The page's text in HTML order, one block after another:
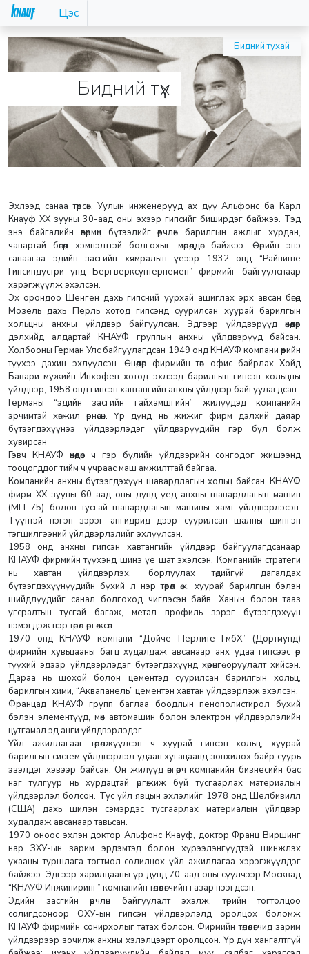
Цэс
Бидний түүх
Эхлээд санаа төрсөн. Уулын инженерууд ах дүү Альфонс ба Карл
Кнауф ХХ зууны 30-аад оны эхээр гипсийг биширдэг байжээ. Тэд
энэ байгалийн өвөрмөц бүтээлийг өөрчлөн барилгын ажлыг хурдан,
чанартай бөгөөд хэмнэлттэй болгохыг мөрөөддөг байжээ. Өөрийн энэ
санаагаа эдийн засгийн хямралын үеээр 1932 онд “Райнише
Гипсиндустри унд Бергверксунтернемен” фирмийг байгуулснаар
хэрэгжүүлж эхэлсэн.
Эх орондоо Шенген дахь гипсний уурхай ашиглах эрх авсан бөгөөд
Мозель дахь Перль хотод гипсэнд суурилсан хуурай барилгын
хольцны анхны үйлдвэр байгуулсан. Эдгээр үйлдвэрүүд өнөөдөр
дэлхийд алдартай КНАУФ группын анхны үйлдвэрүүд байсан.
Холбооны Герман Улс байгуулагдсан 1949 онд КНАУФ компани өөрийн
түүхээ дахин эхлүүлсэн. Өнөөдөр фирмийн төв офис байрлах Хойд
Бавари мужийн Ипхофен хотод эхлээд барилгын гипсэн хольцны
үйлдвэр, 1958 онд гипсэн хавтангийн анхны үйлдвэр байгуулагдсан.
Германы “эдийн засгийн гайхамшгийн” жилүүдэд компанийн
эрчимтэй хөгжил өрнөсөн. Үр дүнд нь жижиг фирм дэлхий даяар
бүтээгдэхүүнээ үйлдвэрлэдэг үйлдвэрүүдийн гэр бүл болж
хувирсан
Гэвч КНАУФ өнөөдөр ч гэр бүлийн үйлдвэрийн сонгодог жишээнд
тооцогддог тийм ч учраас маш амжилттай байгаа.
Компанийн анхны бүтээгдэхүүн шавардлагын хольц байсан. КНАУФ
фирм ХХ зууны 60-аад оны дунд үед анхны шавардлагын машин
(МП 75) болон тусгай шавардлагын машины хамт үйлдвэрлэсэн.
Түүнтэй нэгэн зэрэг ангидрид дээр суурилсан шалны шингэн
тэгшилгээний үйлдвэрлэлийг эхлүүлсэн.
1958 онд анхны гипсэн хавтангийн үйлдвэр байгуулагдсанаар
КНАУФ фирмийн түүхэнд шинэ үе шат эхэлсэн. Компанийн стратеги
нь хавтан үйлдвэрлэх, борлуулах төдийгүй дагалдах
бүтээгдэхүүнүүдийн бүхий л нэр төрөл ө.х. хуурай барилгын бэлэн
шийдлүүдийг санал болгоход чиглэсэн байв. Ханын болон тааз
угсралтын тусгай багаж, метал профиль зэрэг бүтээгдэхүүн
нэмэгдэж нэр төрөл өргөжсөн.
1970 онд КНАУФ компани “Дойче Перлите ГмбХ” (Дортмунд)
фирмийн хувьцааны багц худалдаж авсанаар анх удаа гипсээс өөр
түүхий эдээр үйлдвэрлэдэг бүтээгдэхүүнд хөрөнгө оруулалт хийсэн.
Дараа нь шохой болон цементэд суурилсан барилгын хольц,
барилгын хими, “Аквапанель” цементэн хавтан үйлдвэрлэж эхэлсэн.
Францад КНАУФ групп баглаа боодлын пенополистирол бүхий
бэлэн элементүүд, мөн автомашин болон электрон үйлдвэрлэлийн
цутгамал эд анги үйлдвэрлэдэг.
Үйл ажиллагааг төрөлжүүлсэн ч хуурай гипсэн хольц, хуурай
барилгын систем үйлдвэрлэл удаан хугацаанд зонхилох байр суурь
эзэлдэг хэвээр байсан. Он жилүүд өнгөрч компанийн бизнесийн бас
нэг тулгуур нь хурдацтай өргөжиж буй тусгаарлах материалын
үйлдвэрлэл болсон. Тус үйл явцын эхлэлийг 1978 онд Шелбивилл
(США) дахь шилэн сэмэрдэс тусгаарлах материалын үйлдвэр
худалдаж авсанаар тавьсан.
1970 оноос эхлэн доктор Альфонс Кнауф, доктор Франц Виршинг
нар ЗХУ-ын зарим эрдэмтэд болон хүрээлэнгүүдтэй шинжлэх
ухааны туршлага тогтмол солилцох үйл ажиллагаа хэрэгжүүлдэг
байжээ. Эдгээр харилцааны үр дүнд 70-аад оны сүүлчээр Москвад
“КНАУФ Инжиниринг” компанийн төлөөлөгчийн газар нээгдсэн.
Эдийн засгийн өөрчлөн байгуулалт эхэлж, төрийн тогтолцоо
солигдсоноор ОХУ-ын гипсэн үйлдвэрлэлд оролцох боломж
КНАУФ фирмийн сонирхолыг татах болсон. Фирмийн төлөөлөгчид зарим
үйлдвэрээр зочилж анхны хэлэлцээрт оролцсон. Үр дүн хангалтгүй
Бидний тухай